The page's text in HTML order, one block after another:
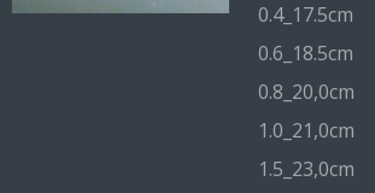
0.4_17.5cm
0.6_18.5cm
0.8_20,0cm
1.0_21,0cm
1.5_23,0cm